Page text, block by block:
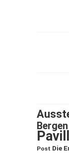
Bergen
Post Die